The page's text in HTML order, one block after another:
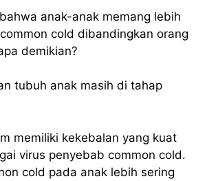
anak-anak memang lebih
cold dibandingkan orang
demikian?
tubuh anak masih di tahap
memiliki kekebalan yang kuat
virus penyebab common cold.
cold pada anak lebih sering